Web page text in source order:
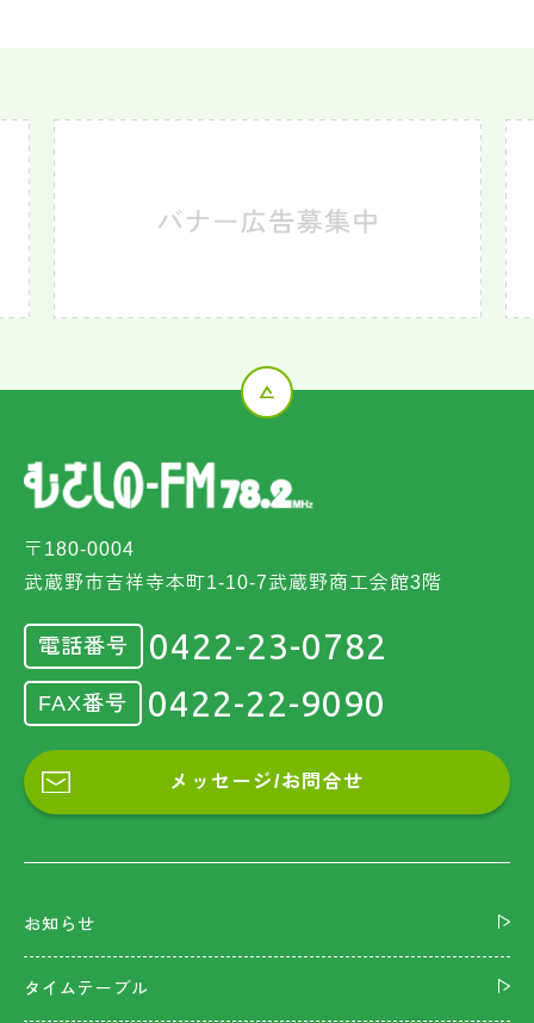
〒180-0004
武蔵野市吉祥寺本町1-10-7武蔵野商工会館3階
電話番号 0422-23-0782
FAX番号 0422-22-9090
メッセージ/お問合せ
お知らせ
タイムテーブル